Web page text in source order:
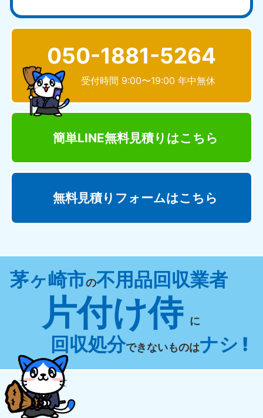
050-1881-5264
受付時間 9:00〜19:00 年中無休
簡単LINE無料見積り はこちら
無料見積りフォームはこちら
茅ヶ崎市の不用品回収業者
片付け侍 に
回収処分できないものはナシ !